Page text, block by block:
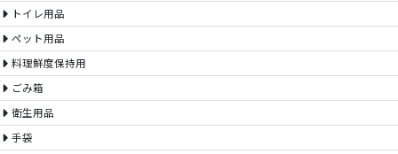
トイレ用品
ペット用品
料理鮮度保持用
ごみ箱
衛生用品
手袋